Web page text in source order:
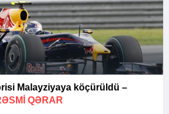
Malayziyaya köçürüldü –
QƏRAR